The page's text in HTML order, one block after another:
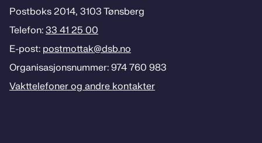
Postboks 2014, 3103 Tønsberg
Telefon: 33 41 25 00
E-post: postmottak­@dsb.no
Organisasjonsnummer: 974 760 983
Vakttelefoner og andre kontakter